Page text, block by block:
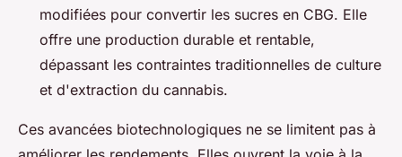
modifiées pour convertir les sucres en CBG. Elle
offre une production durable et rentable,
dépassant les contraintes traditionnelles de culture
et d'extraction du cannabis.
Ces avancées biotechnologiques ne se limitent pas à